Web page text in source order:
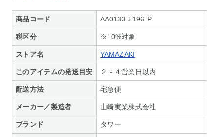
商品コード AA0133-5196-P
税区分 ※10%対象
ストア名 YAMAZAKI
このアイテムの発送目安 ２～４営業日以内
配送方法 宅急便
メーカー／製造者 山崎実業株式会社
ブランド タワー